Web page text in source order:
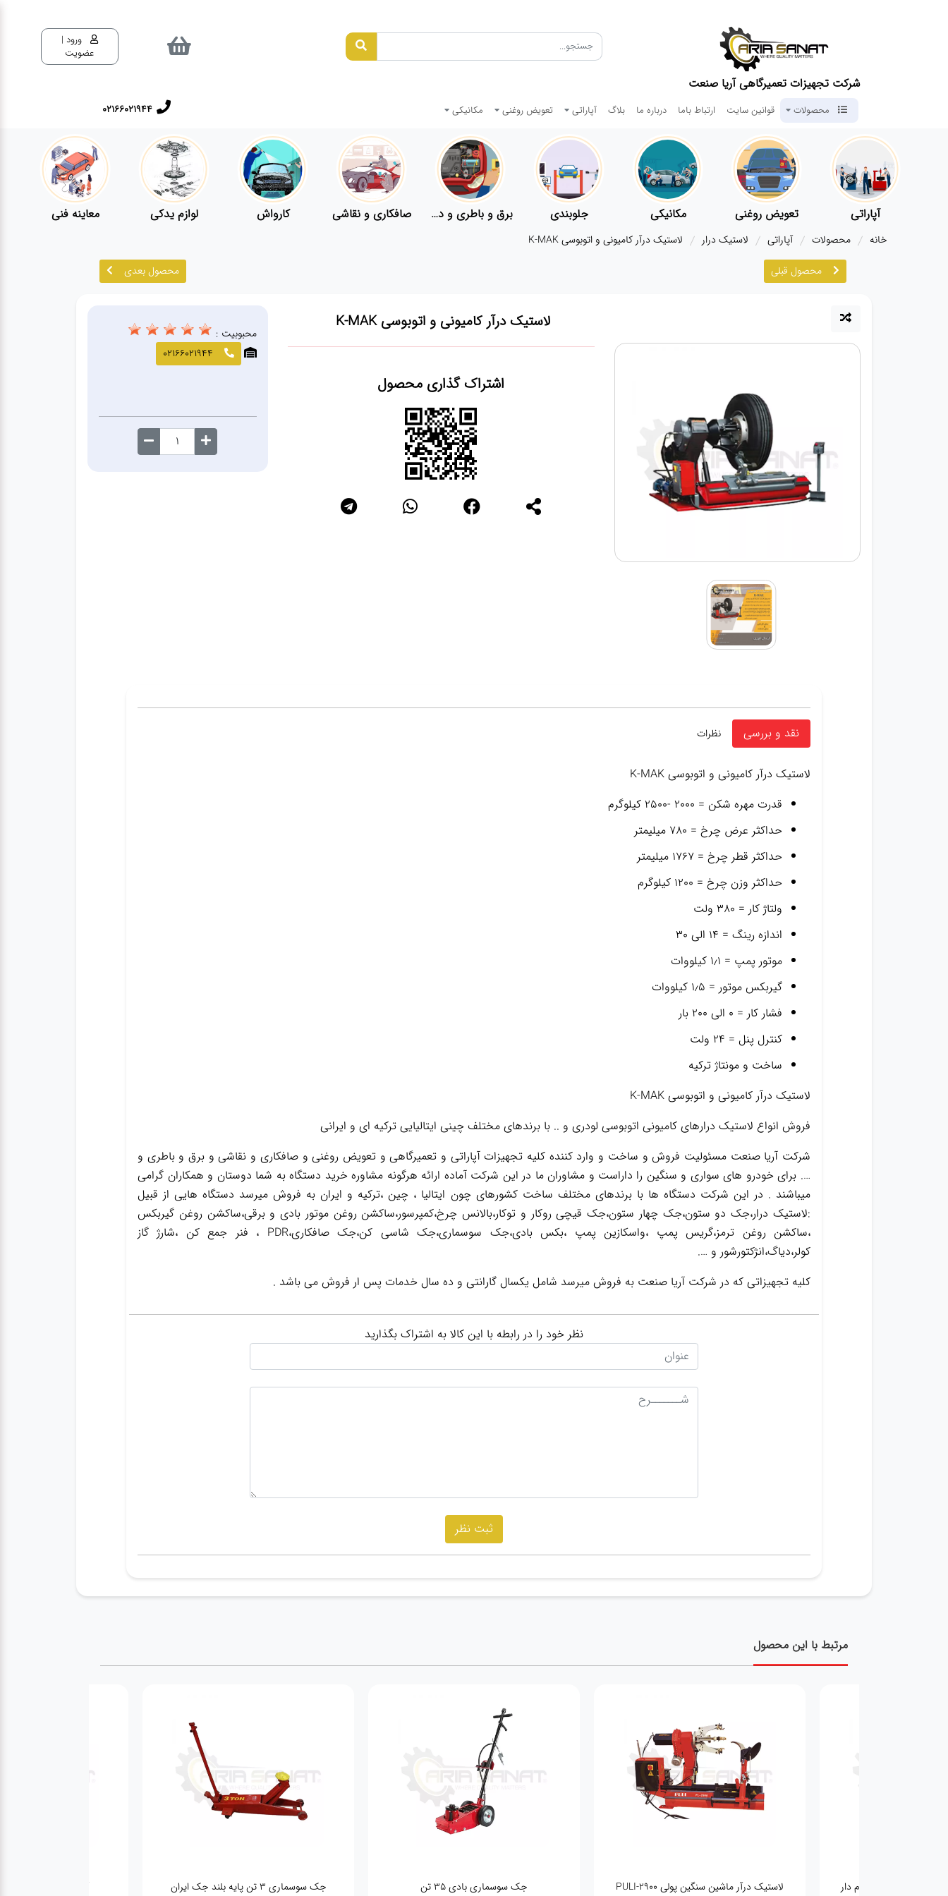
شرکت تجهیزات تعمیرگاهی آریا صنعت
ورود |
عضویت
محصولات قوانین سایت ارتباط باما درباره ما بلاگ آپاراتی تعویض روغنی مکانیکی 02166021944
آپاراتی تعویض روغنی مکانیکی جلوبندی برق و باطری و دیاگ صافکاری و نقاشی کارواش لوازم یدکی معاینه فنی
خانه محصولات آپاراتی لاستیک درار
لاستیک درآر کامیونی و اتوبوسی K-MAK
محصول قبلی
محصول بعدی
لاستیک درآر کامیونی و اتوبوسی K-MAK
اشتراک گذاری محصول
محبوبیت :
02166021944
نقد و بررسی نظرات
لاستیک درآر کامیونی و اتوبوسی K-MAK
قدرت مهره شکن = ۲۰۰۰ -۲۵۰۰ کیلوگرم
حداکثر عرض چرخ = ۷۸۰ میلیمتر
حداکثر قطر چرخ = ۱۷۶۷ میلیمتر
حداکثر وزن چرخ = ۱۲۰۰ کیلوگرم
ولتاژ کار = ۳۸۰ ولت
اندازه رینگ = ۱۴ الی ۳۰
موتور پمپ = ۱٫۱ کیلووات
گیربکس موتور = ۱٫۵ کیلووات
فشار کار = ۰ الی ۲۰۰ بار
کنترل پنل = ۲۴ ولت
ساخت و مونتاژ ترکیه
لاستیک درآر کامیونی و اتوبوسی K-MAK
فروش انواع لاستیک درارهای کامیونی اتوبوسی لودری و .. با برندهای مختلف چینی ایتالیایی ترکیه ای و ایرانی
شرکت آریا صنعت مسئولیت فروش و ساخت و وارد کننده کلیه تجهیزات آپاراتی و تعمیرگاهی و تعویض روغنی و صافکاری و نقاشی و برق و باطری و
…. برای خودرو های سواری و سنگین را داراست و مشاوران ما در این شرکت آماده ارائه هرگونه مشاوره خرید دستگاه به شما دوستان و همکاران گرامی
میباشند . در این شرکت دستگاه ها با برندهای مختلف ساخت کشورهای چون ایتالیا ، چین ،ترکیه و ایران به فروش میرسد دستگاه هایی از قبیل
:لاستیک درار،جک دو ستون،جک چهار ستون،جک قیچی روکار و توکار،بالانس چرخ،کمپرسور،ساکشن روغن موتور بادی و برقی،ساکشن روغن گیربکس
،ساکشن روغن ترمز،گریس پمپ ،واسکازین پمپ ،بکس بادی،جک سوسماری،جک شاسی کن،جک صافکاری،PDR ، فنر جمع کن ،شارژ گاز
کولر،دیاگ،انژکتورشور و ….
کلیه تجهیزاتی که در شرکت آریا صنعت به فروش میرسد شامل یکسال گارانتی و ده سال خدمات پس ار فروش می باشد .
نظر خود را در رابطه با این کالا به اشتراک بگذارید
مرتبط با این محصول
اتوماتیک وکیوم دار
لاستیک درآر ماشین سنگین پولی PULI-2900 جک سوسماری بادی ۳۵ تن جک سوسماری ۳ تن پایه بلند جک ایران آپارات لاستیک فلکه